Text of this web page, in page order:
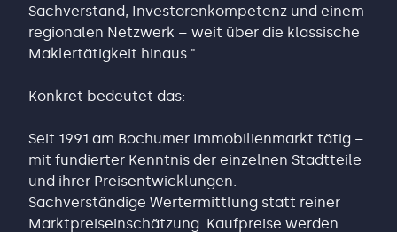
Sachverstand, Investorenkompetenz und einem
regionalen Netzwerk – weit über die klassische
Maklertätigkeit hinaus."
Konkret bedeutet das:
Seit 1991 am Bochumer Immobilienmarkt tätig –
mit fundierter Kenntnis der einzelnen Stadtteile
und ihrer Preisentwicklungen.
Sachverständige Wertermittlung statt reiner
Marktpreiseinschätzung. Kaufpreise werden